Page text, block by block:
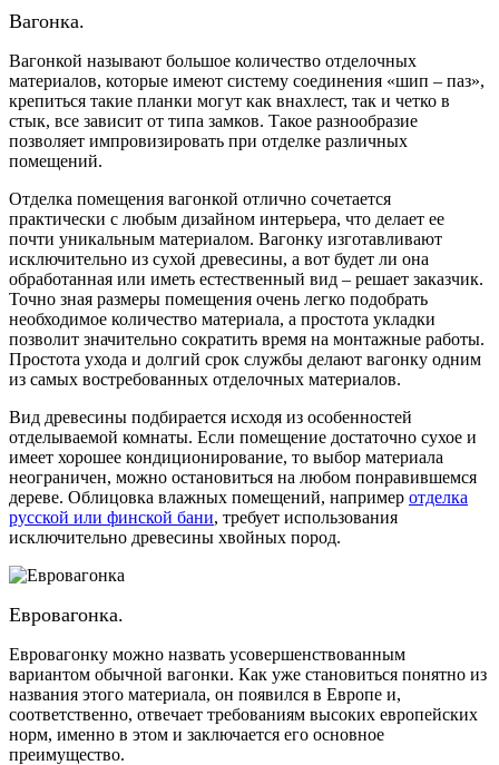
Вагонка.
Вагонкой называют большое количество отделочных
материалов, которые имеют систему соединения «шип – паз»,
крепиться такие планки могут как внахлест, так и четко в
стык, все зависит от типа замков. Такое разнообразие
позволяет импровизировать при отделке различных
помещений.
Отделка помещения вагонкой отлично сочетается
практически с любым дизайном интерьера, что делает ее
почти уникальным материалом. Вагонку изготавливают
исключительно из сухой древесины, а вот будет ли она
обработанная или иметь естественный вид – решает заказчик.
Точно зная размеры помещения очень легко подобрать
необходимое количество материала, а простота укладки
позволит значительно сократить время на монтажные работы.
Простота ухода и долгий срок службы делают вагонку одним
из самых востребованных отделочных материалов.
Вид древесины подбирается исходя из особенностей
отделываемой комнаты. Если помещение достаточно сухое и
имеет хорошее кондиционирование, то выбор материала
неограничен, можно остановиться на любом понравившемся
дереве. Облицовка влажных помещений, например отделка
русской или финской бани, требует использования
исключительно древесины хвойных пород.
Евровагонка.
Евровагонку можно назвать усовершенствованным
вариантом обычной вагонки. Как уже становиться понятно из
названия этого материала, он появился в Европе и,
соответственно, отвечает требованиям высоких европейских
норм, именно в этом и заключается его основное
преимущество.